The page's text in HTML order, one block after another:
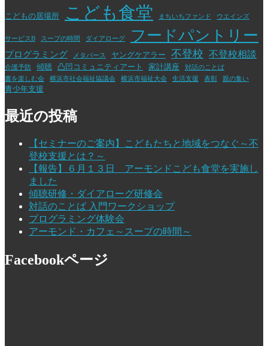
こどもの居場所 こども食堂 まちいちファンド ウエインズ
サービスB スープの時間 ダイアローグ フードパントリー
プログラミング メタバース ヤングケアラー 不登校 不登校相談
介護予防 傾聴 凸凹コミュニティアート 家計講座
対話のことば
書を楽しむ会
横浜市社会福祉協議会 横浜市福祉大会 生活支援 表彰 親の集い
青少年支援
最近の投稿
【セミナーのご案内】こどもたちと地域をつなぐ～不
登校支援とは？～
【報告】６月１３日 アーモンドこども食堂を実施し
ました
傾聴研修・ダイアローグ研修会
対話のことば 入門ワークショップ
プログラミング体験会
アーモンド・カフェ～スープの時間～
Facebookページ